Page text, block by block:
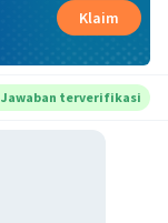
Klaim
Jawaban terverifikasi